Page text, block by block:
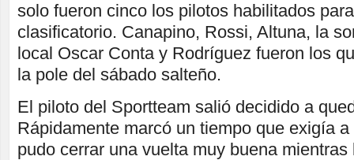
solo fueron cinco los pilotos habilitados
clasificatorio. Canapino, Rossi, Altuna, la
local Oscar Conta y Rodríguez fueron los
la pole del sábado salteño.
El piloto del Sportteam salió decidido a
Rápidamente marcó un tiempo que exigía
pudo cerrar una vuelta muy buena